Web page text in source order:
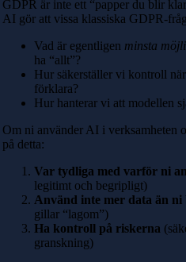
GDPR är inte ett “papper du blir
AI gör att vissa klassiska GDPR-
Vad är egentligen minsta
ha “allt”?
Hur säkerställer vi kontroll
förklara?
Hur hanterar vi att modellen
Om ni använder AI i verksamheten
på detta:
Var tydliga med varför ni
legitimt och begripligt)
Använd inte mer data än ni
gillar “lagom”)
Ha kontroll på riskerna
granskning)